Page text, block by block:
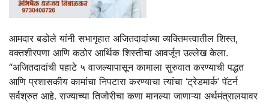
आमदार बडोले यांनी सभागृहात अजितदादांच्या व्यक्तिमत्त्वातील शिस्त,
वक्तशीरपणा आणि कठोर आर्थिक शिस्तीचा आवर्जून उल्लेख केला.
“अजितदादांची पहाटे ५ वाजल्यापासून कामाला सुरुवात करण्याची पद्धत
आणि प्रशासकीय कामांचा निपटारा करण्याचा त्यांचा ‘ट्रेडमार्क’ पॅटर्न
सर्वश्रुत आहे. राज्याच्या तिजोरीचा कणा मानल्या जाणाऱ्या अर्थमंत्रालयावर